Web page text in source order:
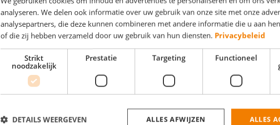
Ik zoek een
Overige pagina's
analyseren. We delen ook informatie over uw gebruik van onze site met onze
analysepartners, die deze kunnen combineren met andere informatie die u aan
of die zij hebben verzameld door uw gebruik van hun diensten. Privacybeleid
Strikt
noodzakelijk
Prestatie Targeting Functioneel
ALLES
ALLES AFWIJZEN
DETAILS WEERGEVEN